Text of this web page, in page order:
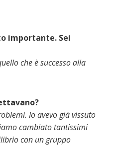
importante. Sei
che è successo alla
Io avevo già vissuto
cambiato tantissimi
con un gruppo